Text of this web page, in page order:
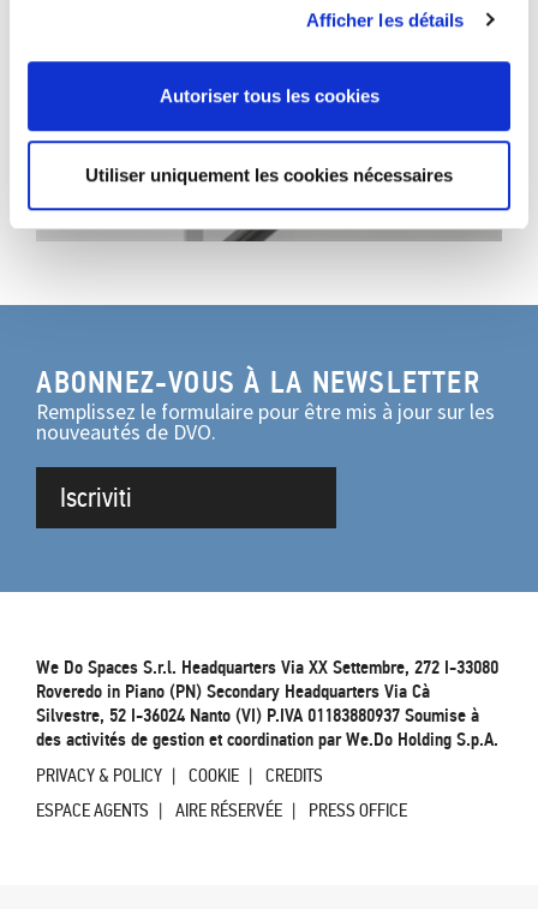
Afficher les détails
Autoriser tous les cookies
Utiliser uniquement les cookies nécessaires
ABONNEZ-VOUS À LA NEWSLETTER
Remplissez le formulaire pour être mis à jour sur les
nouveautés de DVO.
Iscriviti
We Do Spaces S.r.l. Headquarters Via XX Settembre, 272 I-33080
Roveredo in Piano (PN) Secondary Headquarters Via Cà
Silvestre, 52 I-36024 Nanto (VI) P.IVA 01183880937 Soumise à
des activités de gestion et coordination par We.Do Holding S.p.A.
PRIVACY & POLICY COOKIE
CREDITS
ESPACE AGENTS
AIRE RÉSERVÉE PRESS OFFICE